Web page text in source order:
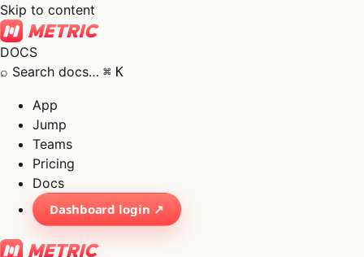
Skip to content
DOCS
⌕ Search docs… ⌘ K
App
Jump
Teams
Pricing
Docs
Dashboard login ↗